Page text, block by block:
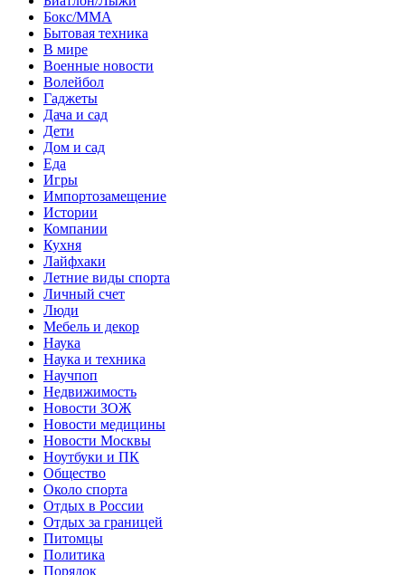
Бокс/MMA
Бытовая техника
В мире
Военные новости
Волейбол
Гаджеты
Дача и сад
Дети
Дом и сад
Еда
Игры
Импортозамещение
Истории
Компании
Кухня
Лайфхаки
Летние виды спорта
Личный счет
Люди
Мебель и декор
Наука
Наука и техника
Научпоп
Недвижимость
Новости ЗОЖ
Новости медицины
Новости Москвы
Ноутбуки и ПК
Общество
Около спорта
Отдых в России
Отдых за границей
Питомцы
Политика
Порядок